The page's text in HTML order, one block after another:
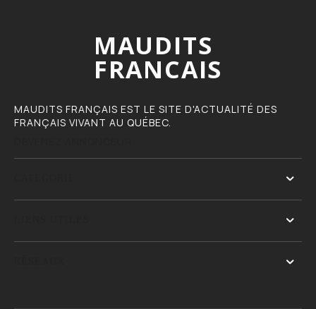
MAUDITS
FRANCAIS
MAUDITS FRANÇAIS EST LE SITE D'ACTUALITÉ DES
FRANÇAIS VIVANT AU QUÉBEC.